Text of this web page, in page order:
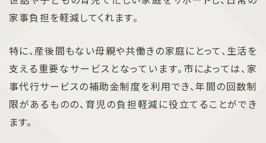
家事負担を軽減してくれます。
特に、産後間もない母親や共働きの家庭にとって、生活を
支える重要なサービスとなっています。市によっては、家
事代行サービスの補助金制度を利用でき、年間の回数制
限があるものの、育児の負担軽減に役立てることができ
ます。